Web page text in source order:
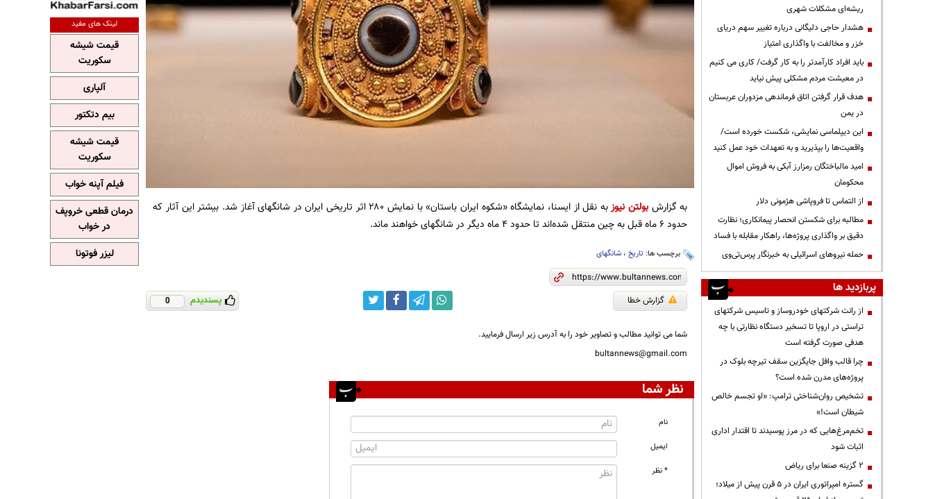
به گزارش بولتن نیوز
به نقل از ایسنا، نمایشگاه «شکوه ایران باستان» با نمایش ۲۸۰ اثر تاریخی ‎ایران در شانگهای آغاز شد. بیشتر این آثار که
حدود ۶ ماه قبل به ‎چین منتقل شده‌اند تا حدود ۴ ماه دیگر در شانگهای خواهند ماند.
برچسب ها: تاریخ، شانگهای
گزارش خطا پسندیدم 0
شما می توانید مطالب و تصاویر خود را به آدرس زیر ارسال فرمایید.
bultannews@gmail.com
نظر شما
نام
ایمیل
* نظر
ریشه‌ای مشکلات شهری
هشدار حاجی دلیگانی درباره تغییر سهم دریای
خزر و مخالفت با واگذاری امتیاز
باید افراد کارآمدتر را به کار گرفت/ کاری می کنیم
در معیشت مردم مشکلی پیش نیاید
هدف قرار گرفتن اتاق‌ فرماندهی مزدوران عربستان
در یمن
این دیپلماسی نمایشی، شکست خورده است/
واقعیت‌ها را بپذیرید و به تعهدات خود عمل کنید
امید مالباختگان رمزارز آبکی به فروش اموال
محکومان
از التماس تا فروپاشی هژمونی دلار
مطالبه برای شکستن انحصار پیمانکاری؛ نظارت
دقیق بر واگذاری پروژه‌ها، راهکار مقابله با فساد
حمله نیروهای اسرائیلی به خبرنگار پرس‌تی‌وی
پربازدید ها
از رانت‌ شرکتهای خودروساز و تاسیس شرکتهای
تراستی در اروپا تا تسخیر دستگاه نظارتی با چه
هدفی صورت گرفته است
چرا قالب وافل جایگزین سقف تیرچه بلوک در
پروژه‌های مدرن شده است؟
تشخیص روان‌شناختی ترامپ: «او تجسم خالص
شیطان است!»
تخم‌مرغ‌هایی که در مرز پوسیدند تا اقتدار اداری
اثبات شود
۲ گزینه صنعا برای ریاض
گستره امپراتوری ایران در ۵ قرن پیش از میلاد؛
لینک های مفید
قیمت شیشه
سکوریت
آلپاری
بیم دتکتور
قیمت شیشه
سکوریت
فیلم آپنه خواب
درمان قطعی خروپف
در خواب
لیزر فوتونا